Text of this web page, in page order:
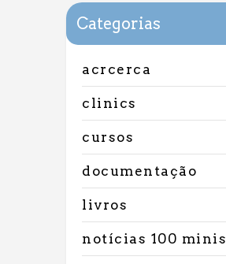
Categorias
acrcerca
clinics
cursos
documentação
livros
notícias 100 minis